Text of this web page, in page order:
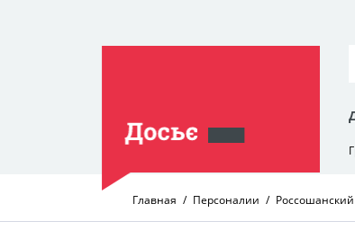
Главная Персоналии